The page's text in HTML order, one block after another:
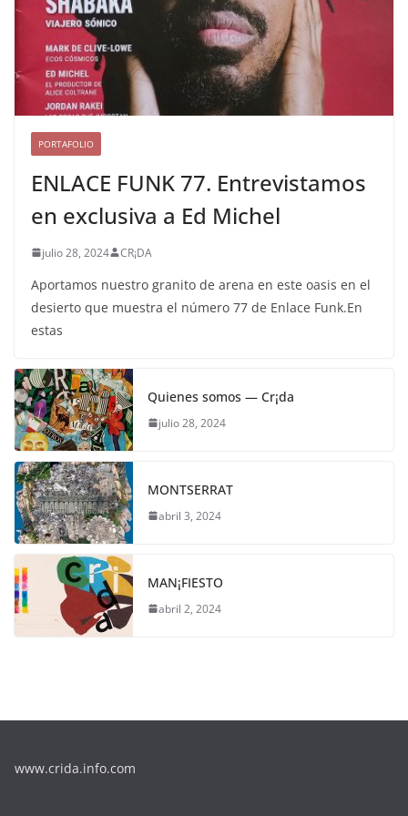
PORTAFOLIO
ENLACE FUNK 77. Entrevistamos
en exclusiva a Ed Michel
julio 28, 2024 CR¡DA
Aportamos nuestro granito de arena en este oasis en el
desierto que muestra el número 77 de Enlace Funk.En
estas
Quienes somos — Cr¡da
julio 28, 2024
MONTSERRAT
abril 3, 2024
MAN¡FIESTO
abril 2, 2024
www.crida.info.com